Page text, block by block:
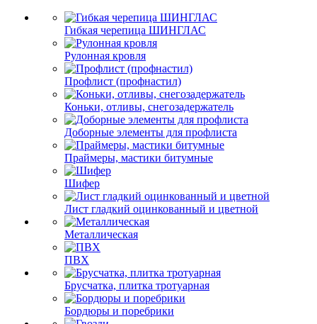
Гибкая черепица ШИНГЛАС
Рулонная кровля
Профлист (профнастил)
Коньки, отливы, снегозадержатель
Доборные элементы для профлиста
Праймеры, мастики битумные
Шифер
Лист гладкий оцинкованный и цветной
Металлическая
ПВХ
Брусчатка, плитка тротуарная
Бордюры и поребрики